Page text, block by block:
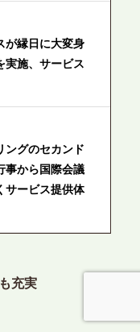
が縁日に大変身
実施、サービス
ングのセカンド
事から国際会議
サービス提供体
ングのセカンド
。都内３拠点
・ケータリン
充実